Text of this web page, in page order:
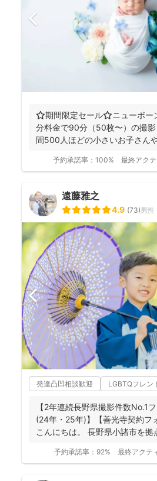
⭐️期間限定セール⭐️ニューボー
分料金で90分（50枚〜）の撮
間500人ほどの小さいお子さん
予約承諾率： 100% 最終アクテ
遠藤雅之
4.9 (73)男性
発達凸凹相談歓迎 LGBTQフレン
【2年連続長野県撮影件数No.1
(24年・25年)】【善光寺契約フ
こんにちは。 長野県小諸市を拠
予約承諾率： 92% 最終アクテ